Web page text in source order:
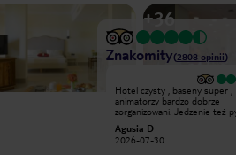
+36
Znakomity(2808 opinii)
jedzenie,
Hotel czysty , baseny super ,
animatorzy bardzo dobrze
zorganizowani. Jedzenie też
rzekomo awaria WiFi , niestety
kradną w pokojach . I jest
Agusia D
2026-07-30